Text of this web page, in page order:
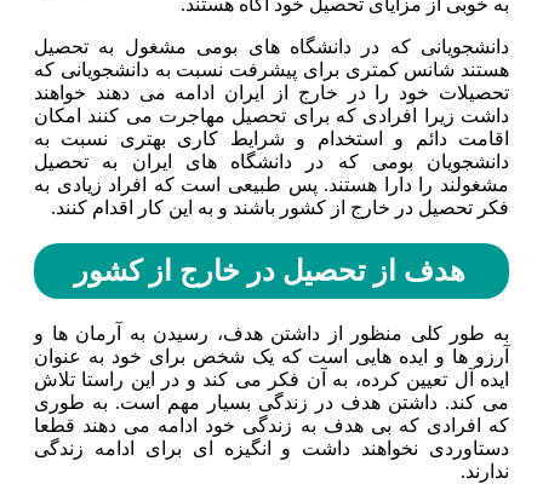
دانشجویانی که در دانشگاه های بومی مشغول به تحصیل
هستند شانس کمتری برای پیشرفت نسبت به دانشجویانی که
تحصیلات خود را در خارج از ایران ادامه می دهند خواهند
داشت زیرا افرادی که برای تحصیل مهاجرت می کنند امکان
اقامت دائم و استخدام و شرایط کاری بهتری نسبت به
دانشجویان بومی که در دانشگاه های ایران به تحصیل
مشغولند را دارا هستند. پس طبیعی است که افراد زیادی به
فکر تحصیل در خارج از کشور باشند و به این کار اقدام کنند.
هدف از تحصیل در خارج از کشور
به طور کلی منظور از داشتن هدف، رسیدن به آرمان ها و
آرزو ها و ایده هایی است که یک شخص برای خود به عنوان
ایده آل تعیین کرده، به آن فکر می کند و در این راستا تلاش
می کند. داشتن هدف در زندگی بسیار مهم است. به طوری
که افرادی که بی هدف به زندگی خود ادامه می دهند قطعا
دستاوردی نخواهند داشت و انگیزه ای برای ادامه زندگی
ندارند.